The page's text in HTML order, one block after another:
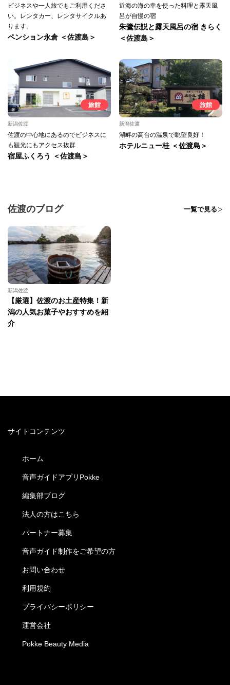
ビジネスや一人旅でもご利用くださ
い。レンタカー、レンタサイクルあ
ります。
ペンション永倉 ＜佐渡島＞
近海の海の幸を使った料理と露天風
呂が自慢の宿
朱鷺伝説と露天風呂の宿 きらく
＜佐渡島＞
旅館
新潟佐渡
佐渡の中心地にあるのでビジネスに
も観光にもアクセス抜群
宿屋ふくろう ＜佐渡島＞
旅館
新潟佐渡
湖畔の高台の温泉で眺望良好！
ホテルニュー桂 ＜佐渡島＞
佐渡のブログ 一覧で見る
新潟佐渡
【厳選】佐渡のお土産特集！新
潟の人気お菓子やおすすめを紹
介
サイトコンテンツ
ホーム
音声ガイドアプリPokke
編集部ブログ
法人の方はこちら
パートナー募集
音声ガイド制作をご希望の方
お問い合わせ
利用規約
プライバシーポリシー
運営会社
Pokke Beauty Media